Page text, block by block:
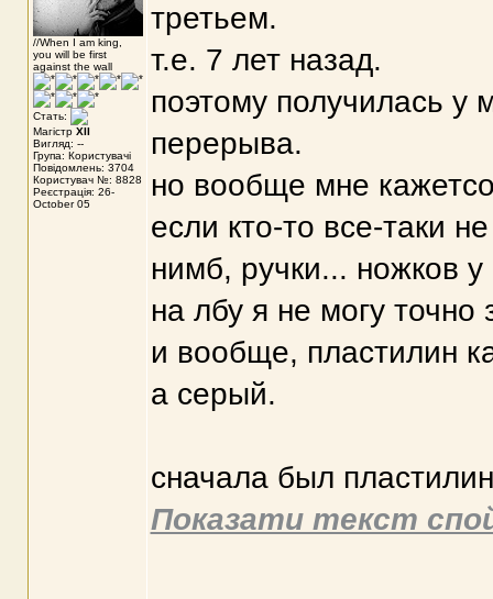
//When I am king,
you will be first
against the wall
Стать:
Магістр XII
Вигляд: --
Група: Користувачі
Повідомлень: 3704
Користувач №: 8828
Реєстрація: 26-
October 05
третьем.
т.е. 7 лет назад.
поэтому получилась у
перерыва.
но вообще мне
если кто-то все-таки
нимб, ручки... ножков у
на лбу я не могу точно
и вообще, пластилин
а серый.
сначала был
Показати текст